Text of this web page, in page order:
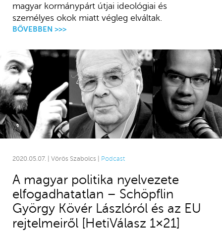
magyar kormánypárt útjai ideológiai és
személyes okok miatt végleg elváltak.
BŐVEBBEN >>>
2020.05.07. | Vörös Szabolcs | Podcast
A magyar politika nyelvezete
elfogadhatatlan – Schöpflin
György Kövér Lászlóról és az EU
rejtelmeiről [HetiVálasz 1×21]